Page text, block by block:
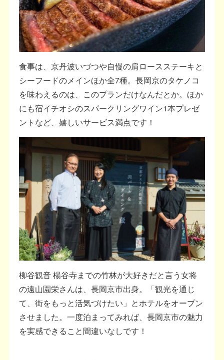
食事は、京丹波いづつや自慢の肩ロースステーキと
シーフードのメインほか全7種。長岡京のタケノコ
を味わえるのは、このプランだけなんだとか。ほか
にも宿イチオシのスパークリングワイン1本プレゼ
ントなど、嬉しいサービス満点です！
柳谷観音 楊谷寺までの竹林が大好きだと言う女将
の遠山園栄さんは、長岡京市出身。「観光を通じ
て、街をもっと活気づけたい」とホテルをオープン
させました。一度泊まってみれば、長岡京市の魅力
を実感できること間違いなしです！